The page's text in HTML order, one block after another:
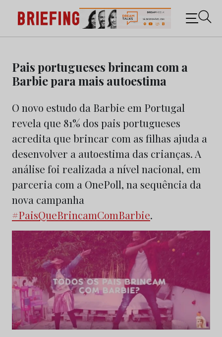
content
Briefing: Todas as notícias sobre os negócios do
Marketing e da Publicidade
Pais portugueses brincam com a
Barbie para mais autoestima
O novo estudo da Barbie em Portugal
revela que 81% dos pais portugueses
acredita que brincar com as filhas ajuda a
desenvolver a autoestima das crianças. A
análise foi realizada a nível nacional, em
parceria com a OnePoll, na sequência da
nova campanha
#PaisQueBrincamComBarbie.